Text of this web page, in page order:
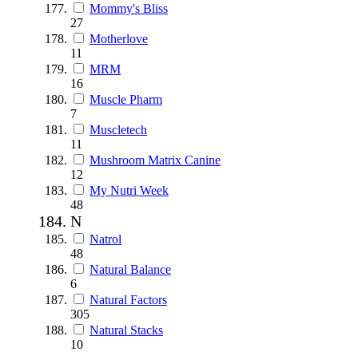
Mommy's Bliss
27
Motherlove
11
MRM
16
Muscle Pharm
7
Muscletech
11
Mushroom Matrix Canine
12
My Nutri Week
48
N
Natrol
48
Natural Balance
6
Natural Factors
305
Natural Stacks
10